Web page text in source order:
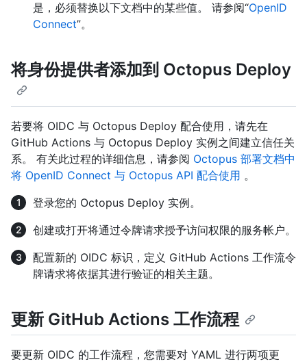
是，必须替换以下文档中的某些值。 请参阅“OpenID
Connect”。
将身份提供者添加到 Octopus Deploy
若要将 OIDC 与 Octopus Deploy 配合使用，请先在
GitHub Actions 与 Octopus Deploy 实例之间建立信任关
系。 有关此过程的详细信息，请参阅 Octopus 部署文档中
将 OpenID Connect 与 Octopus API 配合使用 。
登录您的 Octopus Deploy 实例。
创建或打开将通过令牌请求授予访问权限的服务帐户。
配置新的 OIDC 标识，定义 GitHub Actions 工作流令
牌请求将依据其进行验证的相关主题。
更新 GitHub Actions 工作流程
要更新 OIDC 的工作流程，您需要对 YAML 进行两项更